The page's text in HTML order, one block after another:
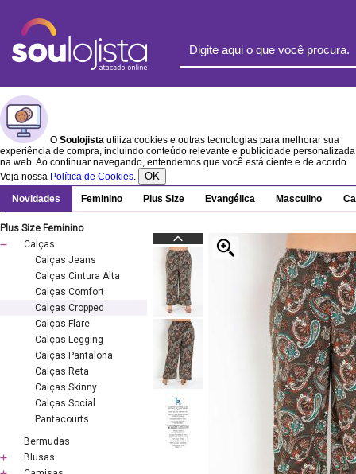
O Soulojista utiliza cookies e outras tecnologias para melhorar sua
experiência de compra, incluindo conteúdo relevante e publicidade personalizada
na web. Ao continuar navegando, entendemos que você está ciente e de acordo.
Veja nossa Política de Cookies. OK
Novidades Feminino Plus Size Evangélica Masculino
Plus Size Feminino
Calças
Calças Jeans
Calças Cintura Alta
Calças Comfort
Calças Cropped
Calças Flare
Calças Legging
Calças Pantalona
Calças Reta
Calças Skinny
Calças Social
Pantacourts
Bermudas
Blusas